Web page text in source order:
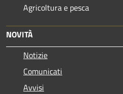
Agricoltura e pesca
NOVITÀ
Notizie
Comunicati
Avvisi